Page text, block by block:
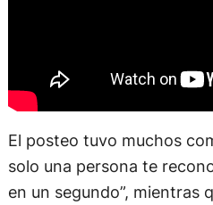
El posteo tuvo muchos
solo una persona te
en un segundo”, mientras